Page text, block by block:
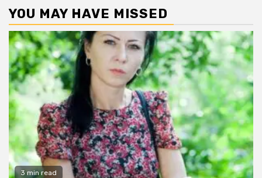
YOU MAY HAVE MISSED
3 min read